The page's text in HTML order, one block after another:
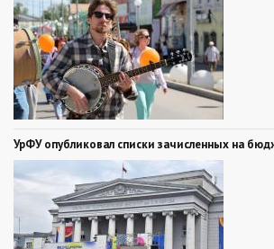
УрФУ опубликовал списки зачисленных на